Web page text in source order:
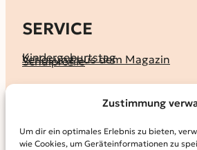
Zustimmung
Um dir ein optimales Erlebnis zu bieten,
wie Cookies, um Geräteinformationen zu
SERVICE
Kindergeburtstag
Verlosung aus dem Magazin
Schulprofile
KALENDER